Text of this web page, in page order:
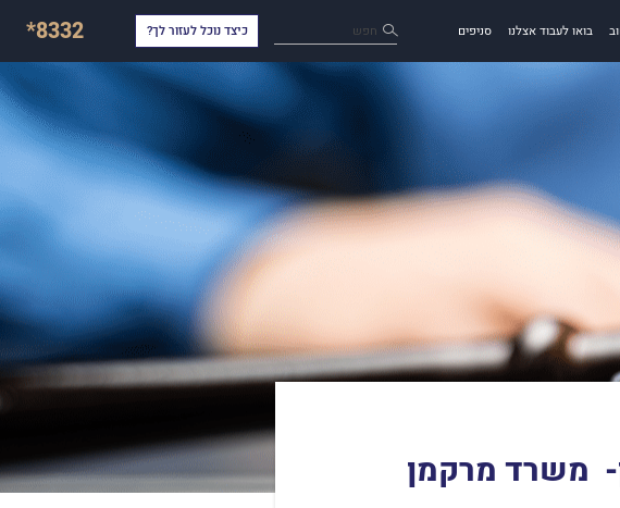
בואו לעבוד אצלנו סניפים חפש כיצד נוכל לעזור לך? *8332
משרד מרקמן